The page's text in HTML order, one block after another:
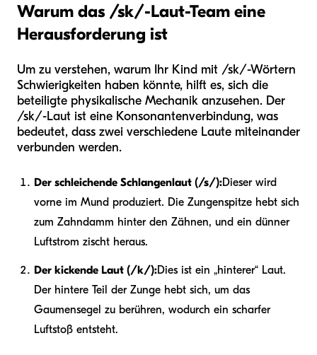
Warum das /sk/-Laut-Team eine
Herausforderung ist
Um zu verstehen, warum Ihr Kind mit /sk/-Wörtern
Schwierigkeiten haben könnte, hilft es, sich die
beteiligte physikalische Mechanik anzusehen. Der
/sk/-Laut ist eine Konsonantenverbindung, was
bedeutet, dass zwei verschiedene Laute miteinander
verbunden werden.
Der schleichende Schlangenlaut (/s/):Dieser wird
vorne im Mund produziert. Die Zungenspitze hebt sich
zum Zahndamm hinter den Zähnen, und ein dünner
Luftstrom zischt heraus.
Der kickende Laut (/k/):Dies ist ein „hinterer“ Laut.
Der hintere Teil der Zunge hebt sich, um das
Gaumensegel zu berühren, wodurch ein scharfer
Luftstoß entsteht.